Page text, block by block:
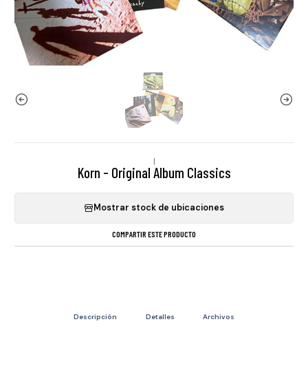
|
Korn - Original Album Classics
Mostrar stock de ubicaciones
COMPARTIR ESTE PRODUCTO
Descripción Detalles Archivos